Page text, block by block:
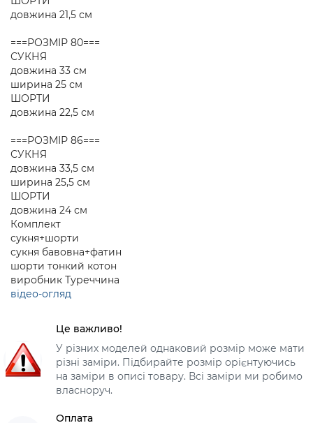
довжина 21,5 см
===РОЗМІР 80===
СУКНЯ
довжина 33 см
ширина 25 см
ШОРТИ
довжина 22,5 см
===РОЗМІР 86===
СУКНЯ
довжина 33,5 см
ширина 25,5 см
ШОРТИ
довжина 24 см
Комплект
сукня+шорти
сукня бавовна+фатин
шорти тонкий котон
виробник Туреччина
відео-огляд
Це важливо!
У різних моделей однаковий розмір може мати
різні заміри. Підбирайте розмір орієнтуючись
на заміри в описі товару. Всі заміри ми робимо
власноруч.
Оплата